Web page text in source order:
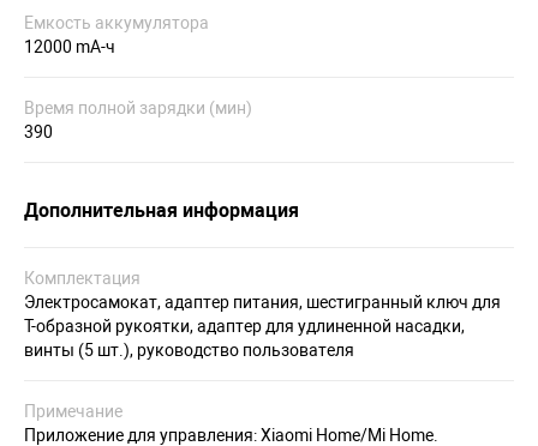
Емкость аккумулятора
12000 mA-ч
Время полной зарядки (мин)
390
Дополнительная информация
Комплектация
Электросамокат, адаптер питания, шестигранный ключ для
Т-образной рукоятки, адаптер для удлиненной насадки,
винты (5 шт.), руководство пользователя
Примечание
Приложение для управления: Xiaomi Home/Mi Home.